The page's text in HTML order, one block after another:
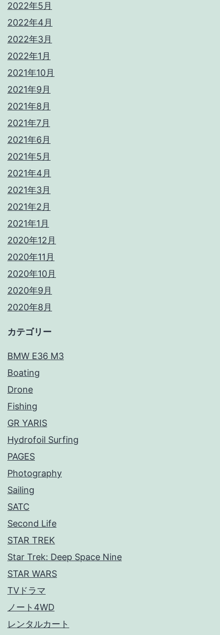
2022年5月
2022年4月
2022年3月
2022年1月
2021年10月
2021年9月
2021年8月
2021年7月
2021年6月
2021年5月
2021年4月
2021年3月
2021年2月
2021年1月
2020年12月
2020年11月
2020年10月
2020年9月
2020年8月
カテゴリー
BMW E36 M3
Boating
Drone
Fishing
GR YARIS
Hydrofoil Surfing
PAGES
Photography
Sailing
SATC
Second Life
STAR TREK
Star Trek: Deep Space Nine
STAR WARS
TVドラマ
ノート4WD
レンタルカート